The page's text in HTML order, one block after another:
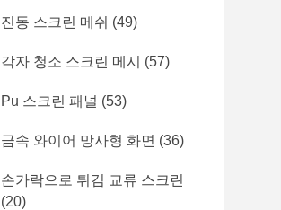
진동 스크린 메쉬 (49)
각자 청소 스크린 메시 (57)
Pu 스크린 패널 (53)
금속 와이어 망사형 화면 (36)
손가락으로 튀김 교류 스크린
(20)